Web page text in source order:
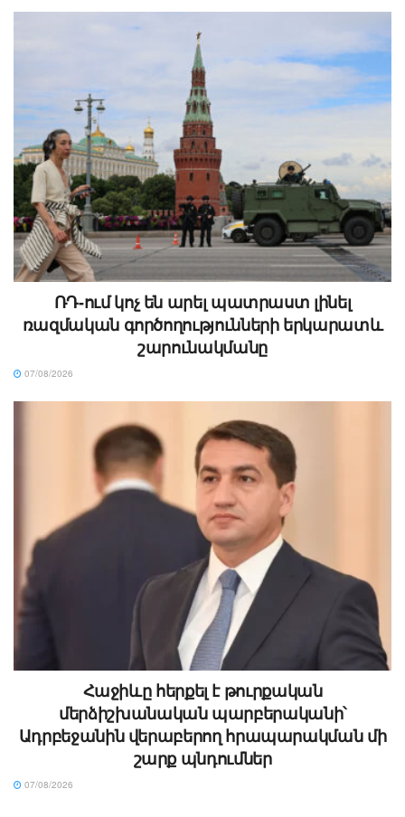
ՌԴ-ում կոչ են արել պատրաստ լինել
ռազմական գործողությունների երկարատև
շարունակմանը
07/08/2026
Հաջիևը հերքել է թուրքական
մերձիշխանական պարբերականի՝
Ադրբեջանին վերաբերող հրապարակման մի
շարք պնդումներ
07/08/2026